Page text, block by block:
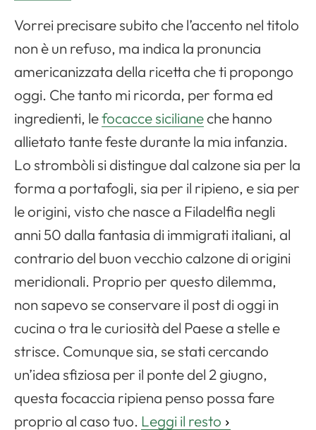
Vorrei precisare subito che l’accento nel titolo
non è un refuso, ma indica la pronuncia
americanizzata della ricetta che ti propongo
oggi. Che tanto mi ricorda, per forma ed
ingredienti, lefocacce sicilianeche hanno
allietato tante feste durante la mia infanzia.
Lo strombòli si distingue dal calzone sia per la
forma a portafogli, sia per il ripieno, e sia per
le origini, visto che nasce a Filadelfia negli
anni 50 dalla fantasia di immigrati italiani, al
contrario del buon vecchio calzone di origini
meridionali. Proprio per questo dilemma,
non sapevo se conservare il post di oggi in
cucina o tra le curiosità del Paese a stelle e
strisce. Comunque sia, se stati cercando
un’idea sfiziosa per il ponte del 2 giugno,
questa focaccia ripiena penso possa fare
proprio al caso tuo. Leggi il resto